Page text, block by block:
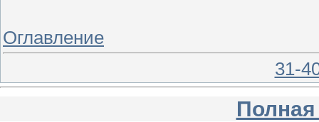
Оглавление
31-
Полная